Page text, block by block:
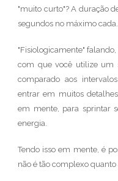
"muito curto"? A duração
segundos no máximo cada.
"Fisiologicamente"
com que você utilize um
comparado aos
entrar em muitos
em mente, para sprintar
energia.
Tendo isso em mente, é
não é tão complexo quanto